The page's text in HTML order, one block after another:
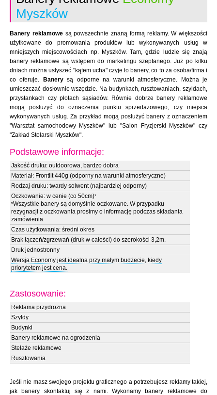
Myszków
Banery reklamowesą powszechnie znaną formą reklamy. W większości
użytkowane do promowania produktów lub wykonywanych usług w
mniejszych miejscowościach np. Myszków. Tam, gdzie ludzie się znają
banery reklamowe są wstępem do marketingu szeptanego. Już po kilku
dniach można usłyszeć "kątem ucha" czyje to banery, co to za osoba/firma i
co oferuje.
Banerysą odporne na warunki atmosferyczne. Można je
umieszczać dosłownie wszędzie. Na budynkach, rusztowaniach, szyldach,
przystankach czy płotach sąsiadów. Równie dobrze banery reklamowe
mogą posłużyć do oznaczenia punktu sprzedażowego, czy miejsca
wykonywanych usług. Za przykład mogą posłużyć banery z oznaczeniem
"Warsztat samochodowy Myszków" lub "Salon Fryzjerski Myszków" czy
"Zakład Stolarski Myszków".
Podstawowe informacje:
Jakość druku: outdoorowa, bardzo dobra
Materiał: Frontlit 440g (odporny na warunki atmosferyczne)
Rodzaj druku: twardy solwent (najbardziej odporny)
Oczkowanie: w cenie (co 50cm)*
*Wszystkie banery są domyślnie oczkowane. W przypadku
rezygnacji z oczkowania prosimy o informację podczas składania
zamówienia.
Czas użytkowania: średni okres
Brak łączeń/zgrzewań (druk w całości) do szerokości 3,2m.
Druk jednostronny
Wersja Economy jest idealna przy małym budżecie, kiedy
priorytetem jest cena.
Zastosowanie:
Reklama przydrożna
Szyldy
Budynki
Banery reklamowe na ogrodzenia
Stelaże reklamowe
Rusztowania
Jeśli nie masz swojego projektu graficznego a potrzebujesz reklamy takiej,
jak banery skontaktuj się z nami. Wykonamy banery reklamowe do